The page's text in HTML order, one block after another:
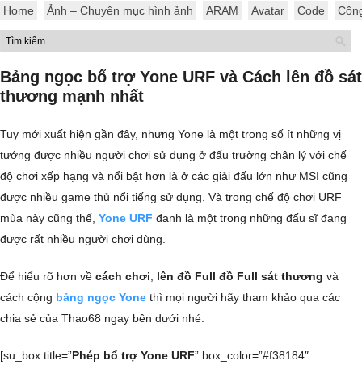
Home Ảnh – Chuyên mục hình ảnh ARAM Avatar Code
Bảng ngọc bổ trợ Yone URF và Cách lên đồ sát
thương mạnh nhất
Tuy mới xuất hiện gần đây, nhưng Yone là một trong số ít những vị
tướng được nhiều người chơi sử dụng ở đấu trường chân lý với chế
độ chơi xếp hạng và nổi bật hơn là ở các giải đấu lớn như MSI cũng
được nhiều game thủ nổi tiếng sử dụng. Và trong chế độ chơi URF
mùa này cũng thế, Yone URF đanh là một trong những đấu sĩ đang
được rất nhiều người chơi dùng.
Để hiểu rõ hơn về cách chơi lên đồ Full đồ Full sát thương và
cách cộng bảng ngọc Yone thì mọi người hãy tham khảo qua các
chia sẻ của Thao68 ngay bên dưới nhé.
[su_box title=”Phép bổ trợ Yone URF” box_color=”#f38184″